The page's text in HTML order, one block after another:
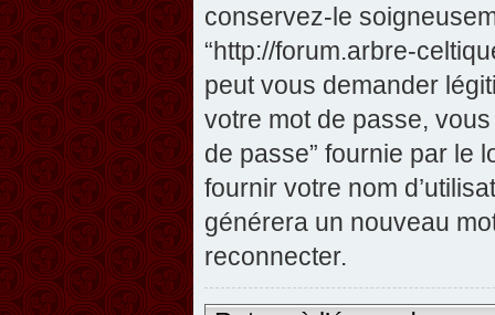
conservez-le
“http://forum.arbre-
peut vous demander
votre mot de passe,
de passe” fournie par le
fournir votre nom
générera un nouveau
reconnecter.